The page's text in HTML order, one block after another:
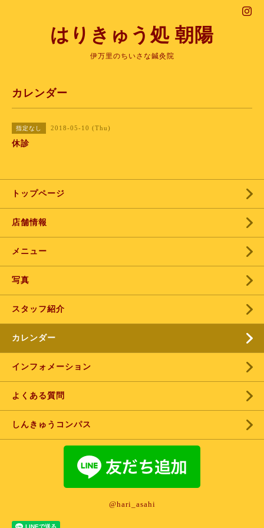
はりきゅう処 朝陽
伊万里のちいさな鍼灸院
カレンダー
指定なし 2018-05-10 (Thu)
休診
トップページ
店舗情報
メニュー
写真
スタッフ紹介
カレンダー
インフォメーション
よくある質問
しんきゅうコンパス
@hari_asahi